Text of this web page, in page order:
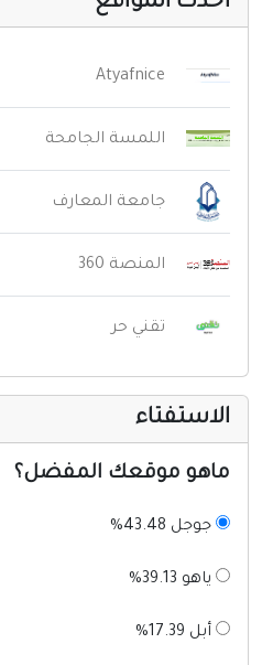
Atyafnice
اللمسة الجامحة
جامعة المعارف
المنصة 360
تقني حر
موقعك المفضل؟
جوجل 43.48%
ياهو 39.13%
أبل 17.39%